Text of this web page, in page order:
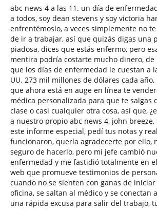
abc news 4 a las 11. un día de
a todos, soy dean stevens y soy victoria
enfrentémoslo, a veces simplemente no
de ir a trabajar, así que quizás digas una
piadosa, dices que estás enfermo, pero
mentira podría costarte mucho dinero, de
que los días de enfermedad le cuestan a
UU. 273 mil millones de dólares cada
que ahora está en auge en línea te
médica personalizada para que te salgas
clase o casi cualquier otra cosa, así que,
a nuestro propio abc news 4, john
este informe especial, pedí tus notas y
funcionaron, quería agradecerte por ello,
seguro de hacerlo, pero mi jefe cambió
enfermedad y me fastidió totalmente en
web que promueve testimonios de
cuando no se sienten con ganas de
oficina, se saltan al médico y se conectan
una rápida excusa para salir del trabajo,